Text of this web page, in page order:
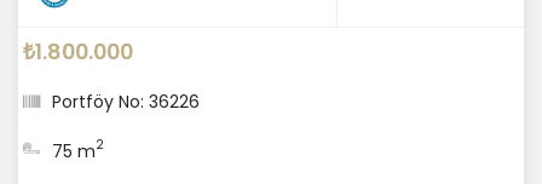
₺1.800.000
Portföy No: 36226
75 m2